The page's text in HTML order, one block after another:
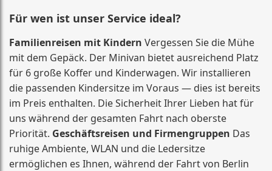
Für wen ist unser Service ideal?
Familienreisen mit Kindern Vergessen Sie die Mühe
mit dem Gepäck. Der Minivan bietet ausreichend Platz
für 6 große Koffer und Kinderwagen. Wir installieren
die passenden Kindersitze im Voraus — dies ist bereits
im Preis enthalten. Die Sicherheit Ihrer Lieben hat für
uns während der gesamten Fahrt nach oberste
Priorität. Geschäftsreisen und Firmengruppen Das
ruhige Ambiente, WLAN und die Ledersitze
ermöglichen es Ihnen, während der Fahrt von Berlin